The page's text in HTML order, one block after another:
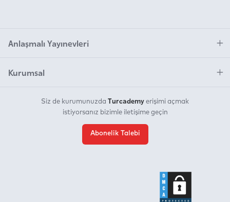
Anlaşmalı Yayınevleri
Kurumsal
Siz de kurumunuzda Turcademy erişimi açmak
istiyorsanız bizimle iletişime geçin
Abonelik Talebi